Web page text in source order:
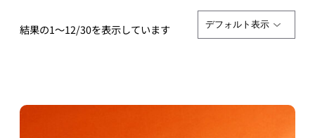
結果の1～12/30を表示しています